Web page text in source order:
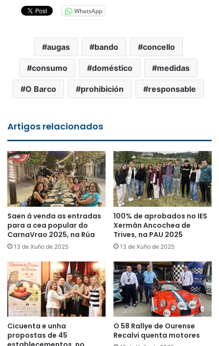
WhatsApp
augas bando concello
consumo doméstico medidas
O Barco prohibición responsable
Artigos relacionados
Saen á venda as entradas
para a cea popular do
CarnaVrao 2025, na Rúa
13 de Xuño de 2025
100% de aprobados no IES
Xermán Ancochea de
Trives, na PAU 2025
13 de Xuño de 2025
Cicuenta e unha
propostas de 45
O 58 Rallye de Ourense
Recalvi quenta motores